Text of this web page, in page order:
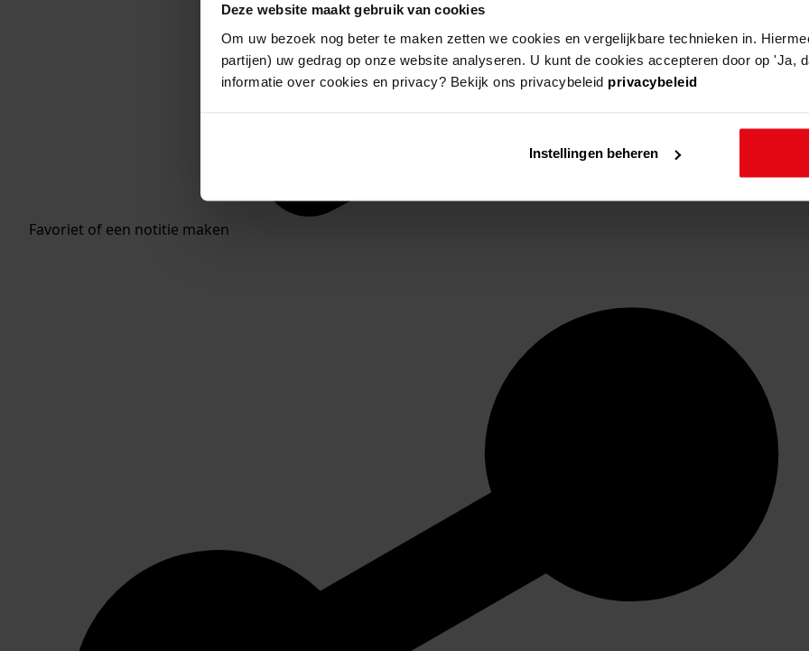
Deze website maakt gebruik van cookies
Om uw bezoek nog beter te maken zetten we cookies en vergelijkbare technieken in.
partijen) uw gedrag op onze website analyseren. U kunt de cookies accepteren door op 'Ja,
informatie over cookies en privacy? Bekijk ons privacybeleid privacybeleid
Instellingen beheren
Favoriet of een notitie maken